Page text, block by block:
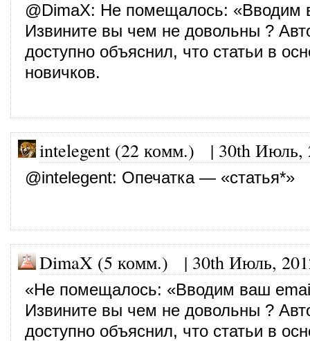
@DimaX: Не помещалось: «Вводим
Извините вы чем не довольны ?
доступно объяснил, что статьи в
новичков.
intelegent (22 комм.) | 30th Июль,
@intelegent: Опечатка — «статья*»
DimaX (5 комм.) | 30th Июль,
«Не помещалось: «Вводим ваш
Извините вы чем не довольны ?
доступно объяснил, что статьи в